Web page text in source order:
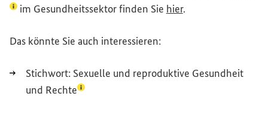
(Lexikon-Eintrag zum Begriff aufrufen)
im Gesundheitssektor finden Sie hier.
Das könnte Sie auch interessieren:
Stichwort: Sexuelle und reproduktive Gesundheit
und Rechte(Lexikon-Eintrag zum Begriff aufrufen)